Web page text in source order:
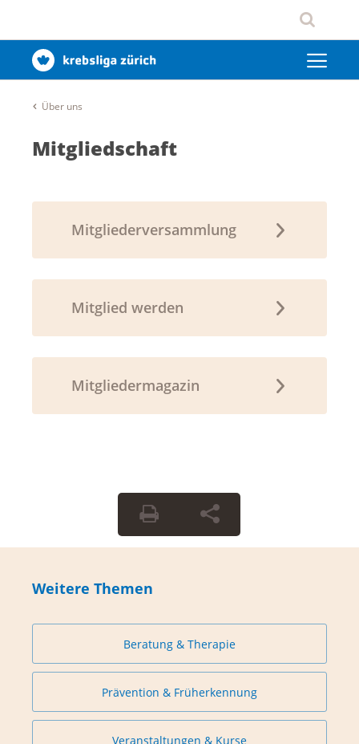
Über uns
Mitgliedschaft
Mitgliederversammlung
Mitglied werden
Mitgliedermagazin
Weitere Themen
Beratung & Therapie
Prävention & Früherkennung
Veranstaltungen & Kurse